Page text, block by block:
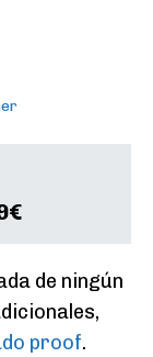
de ningún
proof.